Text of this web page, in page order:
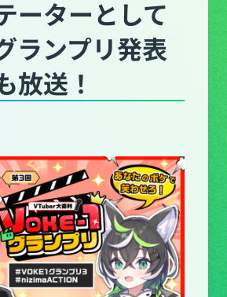
ーターとして
ランプリ発表
放送！